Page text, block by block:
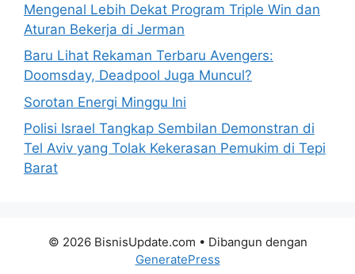
Mengenal Lebih Dekat Program Triple Win dan
Aturan Bekerja di Jerman
Baru Lihat Rekaman Terbaru Avengers:
Doomsday, Deadpool Juga Muncul?
Sorotan Energi Minggu Ini
Polisi Israel Tangkap Sembilan Demonstran di
Tel Aviv yang Tolak Kekerasan Pemukim di Tepi
Barat
© 2026 BisnisUpdate.com • Dibangun dengan
GeneratePress